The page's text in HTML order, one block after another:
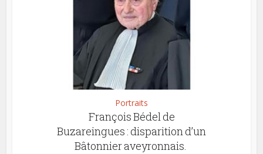
Portraits
François Bédel de
Buzareingues : disparition d’un
Bâtonnier aveyronnais.